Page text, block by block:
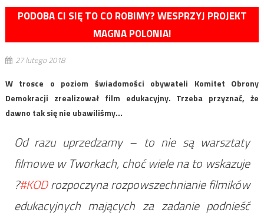
PODOBA CI SIĘ TO CO ROBIMY? WESPRZYJ PROJEKT
MAGNA POLONIA!
27 lutego 2018
W trosce o poziom świadomości obywateli Komitet Obrony
Demokracji zrealizował film edukacyjny. Trzeba przyznać, że
dawno tak się nie ubawiliśmy…
Od razu uprzedzamy – to nie są warsztaty
filmowe w Tworkach, choć wiele na to wskazuje
?#KODrozpoczyna rozpowszechnianie filmików
edukacyjnych mających za zadanie podnieść